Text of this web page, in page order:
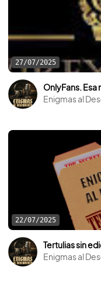
27/07/2025
OnlyFans. Esa
Enigmas al
22/07/2025
Enigmas al